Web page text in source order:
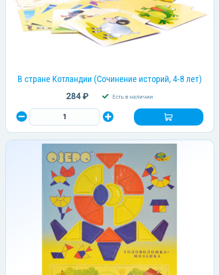
В стране Котландии (Сочинение историй, 4-8 лет)
284 ₽ Есть в наличии